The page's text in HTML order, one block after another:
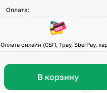
Оплата:
Оплата онлайн (СБП, Tpay, SberPay,
В корзину